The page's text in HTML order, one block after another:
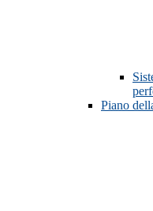
Piano